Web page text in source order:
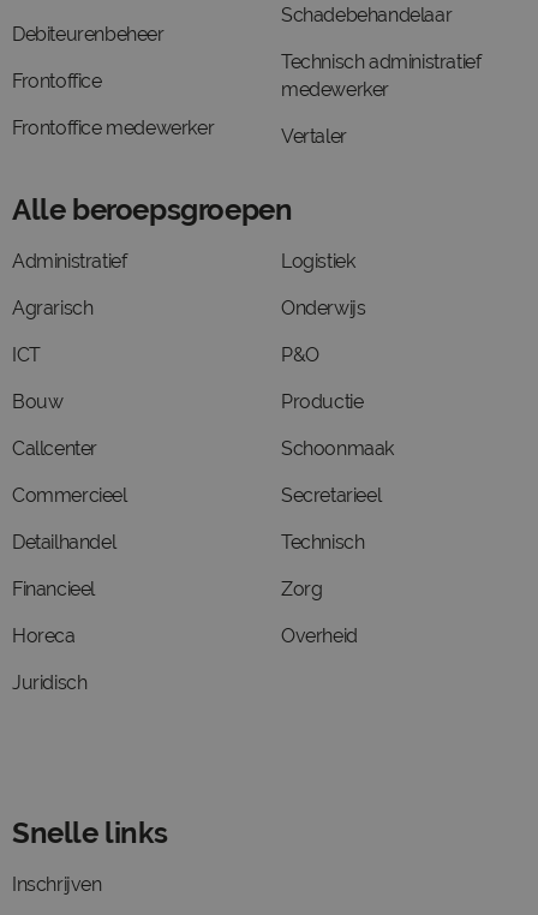
Debiteurenbeheer
Frontoffice
Frontoffice medewerker
Schadebehandelaar
Technisch administratief
medewerker
Vertaler
Alle beroepsgroepen
Administratief
Agrarisch
ICT
Bouw
Callcenter
Commercieel
Detailhandel
Financieel
Horeca
Juridisch
Logistiek
Onderwijs
P&O
Productie
Schoonmaak
Secretarieel
Technisch
Zorg
Overheid
Snelle links
Inschrijven